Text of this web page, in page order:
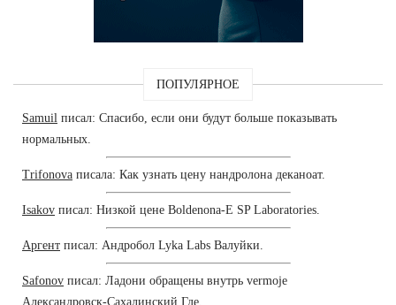
ПОПУЛЯРНОЕ
Samuil писал: Спасибо, если они будут больше показывать
нормальных.
Trifonova писала: Как узнать цену нандролона деканоат.
Isakov писал: Низкой цене Boldenona-E SP Laboratories.
Аргент писал: Андробол Lyka Labs Валуйки.
Safonov писал: Ладони обращены внутрь vermoje
Александровск-Сахалинский Где.